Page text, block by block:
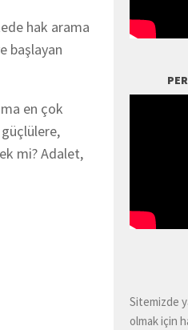
hak arama
başlayan
en çok
mi? Adalet,
Sitemizde
olmak için